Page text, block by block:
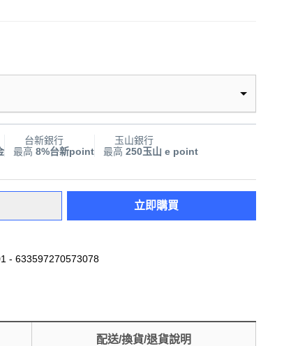
台新銀行
最高 8%台新point
玉山銀行
最高 250玉山 e point
立即購買
- 633597270573078
配送/換貨/退貨說明